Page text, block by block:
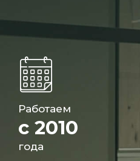
Работаем
с 2010
года